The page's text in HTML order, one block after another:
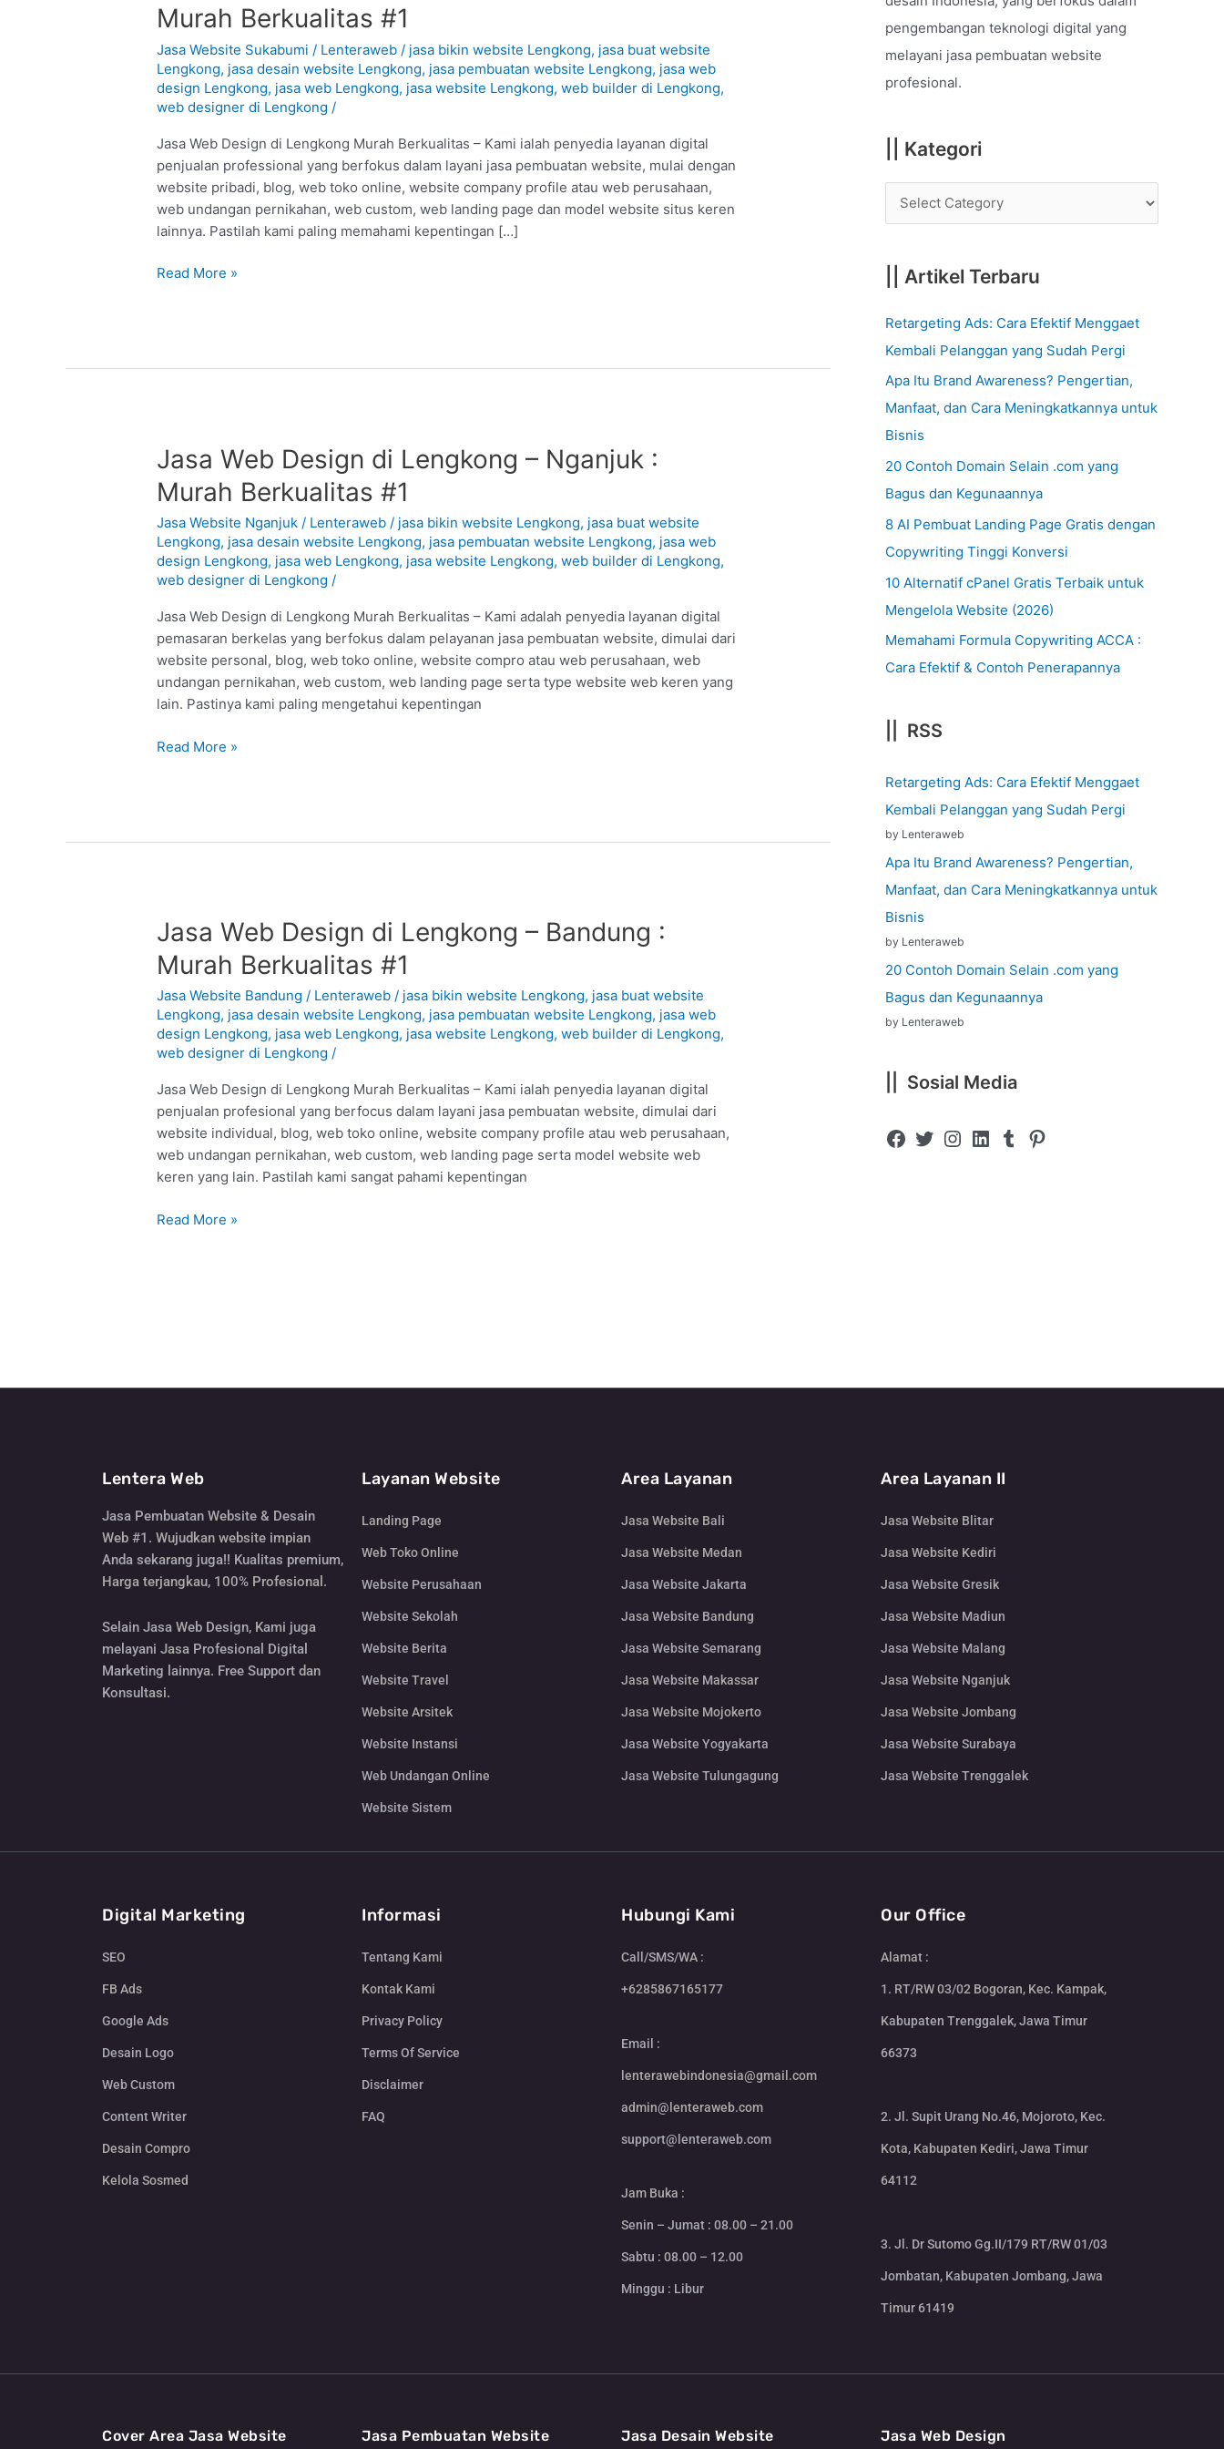
Murah Berkualitas #1
Jasa Website Sukabumi / Lenteraweb/ jasa bikin website Lengkong, jasa buat website
Lengkong, jasa desain website Lengkong, jasa pembuatan website Lengkong, jasa web
design Lengkong, jasa web Lengkong, jasa website Lengkong,web builder di Lengkong,
web designer di Lengkong /
Jasa Web Design di Lengkong Murah Berkualitas – Kami ialah penyedia layanan digital
penjualan professional yang berfokus dalam layani jasa pembuatan website, mulai dengan
website pribadi, blog, web toko online, website company profile atau web perusahaan,
web undangan pernikahan, web custom, web landing page dan model website situs keren
lainnya. Pastilah kami paling memahami kepentingan […]
Design
di
Lengkong
–
Sukabumi
Murah
Berkualitas
#1
Read More »
Jasa Web Design di Lengkong – Nganjuk :
Murah Berkualitas #1
Jasa Website Nganjuk / Lenteraweb/ jasa bikin website Lengkong, jasa buat website
Lengkong, jasa desain website Lengkong, jasa pembuatan website Lengkong, jasa web
design Lengkong, jasa web Lengkong, jasa website Lengkong,web builder di Lengkong,
web designer di Lengkong /
Jasa Web Design di Lengkong Murah Berkualitas – Kami adalah penyedia layanan digital
pemasaran berkelas yang berfokus dalam pelayanan jasa pembuatan website, dimulai dari
website personal, blog, web toko online, website compro atau web perusahaan, web
undangan pernikahan, web custom, web landing page serta type website web keren yang
lain. Pastinya kami paling mengetahui kepentingan
Jasa
Web
Design
di
Lengkong
–
Nganjuk
Murah
Berkualitas
#1
Read More »
Jasa Web Design di Lengkong – Bandung :
Murah Berkualitas #1
Jasa Website Bandung / Lenteraweb/ jasa bikin website Lengkong, jasa buat website
Lengkong, jasa desain website Lengkong, jasa pembuatan website Lengkong, jasa web
design Lengkong, jasa web Lengkong, jasa website Lengkong,web builder di Lengkong,
web designer di Lengkong /
Jasa Web Design di Lengkong Murah Berkualitas – Kami ialah penyedia layanan digital
penjualan profesional yang berfocus dalam layani jasa pembuatan website, dimulai dari
website individual, blog, web toko online, website company profile atau web perusahaan,
web undangan pernikahan, web custom, web landing page serta model website web
keren yang lain. Pastilah kami sangat pahami kepentingan
Jasa
Web
Design
di
Lengkong
–
Bandung
Murah
Berkualitas
#1
Read More »
o
r
:
pengembangan teknologi digital yang
melayani jasa pembuatan website
profesional.
|| Kategori
|| Artikel Terbaru
Retargeting Ads: Cara Efektif Menggaet
Kembali Pelanggan yang Sudah Pergi
Apa Itu Brand Awareness? Pengertian,
Manfaat, dan Cara Meningkatkannya untuk
Bisnis
20 Contoh Domain Selain .com yang
Bagus dan Kegunaannya
8 AI Pembuat Landing Page Gratis dengan
Copywriting Tinggi Konversi
10 Alternatif cPanel Gratis Terbaik untuk
Mengelola Website (2026)
Memahami Formula Copywriting ACCA :
Cara Efektif & Contoh Penerapannya
|| RSS
Retargeting Ads: Cara Efektif Menggaet
Kembali Pelanggan yang Sudah Pergi
by Lenteraweb
Apa Itu Brand Awareness? Pengertian,
Manfaat, dan Cara Meningkatkannya untuk
Bisnis
by Lenteraweb
20 Contoh Domain Selain .com yang
Bagus dan Kegunaannya
by Lenteraweb
|| Sosial Media
Lentera Web
Jasa Pembuatan Website & Desain
Web #1. Wujudkan website impian
Anda sekarang juga!! Kualitas premium,
Harga terjangkau, 100% Profesional.
Selain Jasa Web Design, Kami juga
melayani Jasa Profesional Digital
Marketing lainnya. Free Support dan
Konsultasi.
Layanan Website
Landing Page
Web Toko Online
Website Perusahaan
Website Sekolah
Website Berita
Website Travel
Website Arsitek
Website Instansi
Web Undangan Online
Website Sistem
Area Layanan
Jasa Website Bali
Jasa Website Medan
Jasa Website Jakarta
Jasa Website Bandung
Jasa Website Semarang
Jasa Website Makassar
Jasa Website Mojokerto
Jasa Website Yogyakarta
Jasa Website Tulungagung
Area Layanan II
Jasa Website Blitar
Jasa Website Kediri
Jasa Website Gresik
Jasa Website Madiun
Jasa Website Malang
Jasa Website Nganjuk
Jasa Website Jombang
Jasa Website Surabaya
Jasa Website Trenggalek
Digital Marketing
SEO
FB Ads
Google Ads
Desain Logo
Web Custom
Content Writer
Desain Compro
Kelola Sosmed
Informasi
Tentang Kami
Kontak Kami
Privacy Policy
Terms Of Service
Disclaimer
FAQ
Hubungi Kami
Call/SMS/WA :
+6285867165177
Email :
lenterawebindonesia@gmail.com
admin@lenteraweb.com
support@lenteraweb.com
Jam Buka :
Senin – Jumat : 08.00 – 21.00
Sabtu : 08.00 – 12.00
Minggu : Libur
Our Office
Alamat :
1. RT/RW 03/02 Bogoran, Kec. Kampak,
Kabupaten Trenggalek, Jawa Timur
66373
2. Jl. Supit Urang No.46, Mojoroto, Kec.
Kota, Kabupaten Kediri, Jawa Timur
64112
3. Jl. Dr Sutomo Gg.II/179 RT/RW 01/03
Jombatan, Kabupaten Jombang, Jawa
Timur 61419
Cover Area Jasa Website Jasa Pembuatan Website Jasa Desain Website Jasa Web Design